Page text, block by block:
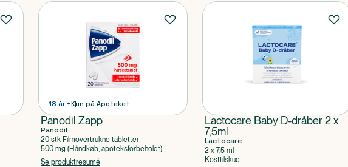
18 år +Kun på Apoteket
Panodil Zapp
Panodil
20 stk Filmovertrukne tabletter
500 mg (Håndkøb, apoteksforbeholdt),
Paracetamol
Se produktresumé
Lactocare Baby D-dråber 2 x
7,5ml
Lactocare
2 x 7,5 ml
Kosttilskud